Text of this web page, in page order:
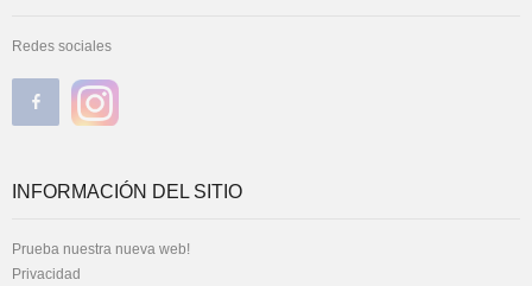
Redes sociales
INFORMACIÓN DEL SITIO
Prueba nuestra nueva web!
Privacidad